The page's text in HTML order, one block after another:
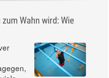
Wahn wird: Wie